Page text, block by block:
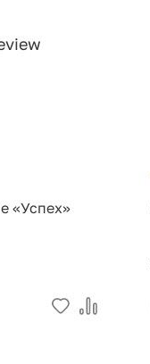
«Успех»